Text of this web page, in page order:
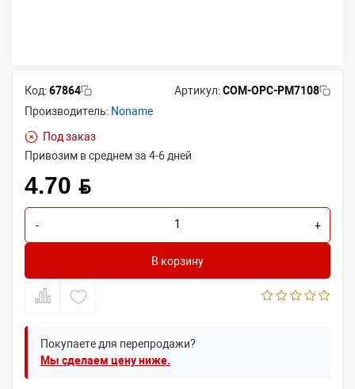
Код:67864 Артикул:COM-OPC-PM7108
Производитель: Noname
Под заказ
Привозим в среднем за 4-6 дней
4.70 BYN
- +
В корзину
Покупаете для перепродажи?
Мы сделаем цену ниже.